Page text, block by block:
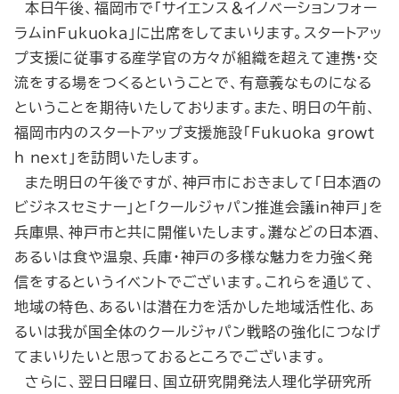
本日午後、福岡市で「サイエンス＆イノベーションフォー
ラムｉｎＦｕｋｕｏｋａ」に出席をしてまいります。スタートアッ
プ支援に従事する産学官の方々が組織を超えて連携・交
流をする場をつくるということで、有意義なものになる
ということを期待いたしております。また、明日の午前、
福岡市内のスタートアップ支援施設「Ｆｕｋｕｏｋａ ｇｒｏｗｔ
ｈ ｎｅｘｔ」を訪問いたします。
また明日の午後ですが、神戸市におきまして「日本酒の
ビジネスセミナー」と「クールジャパン推進会議ｉｎ神戸」を
兵庫県、神戸市と共に開催いたします。灘などの日本酒、
あるいは食や温泉、兵庫・神戸の多様な魅力を力強く発
信をするというイベントでございます。これらを通じて、
地域の特色、あるいは潜在力を活かした地域活性化、あ
るいは我が国全体のクールジャパン戦略の強化につなげ
てまいりたいと思っておるところでございます。
さらに、翌日日曜日、国立研究開発法人理化学研究所